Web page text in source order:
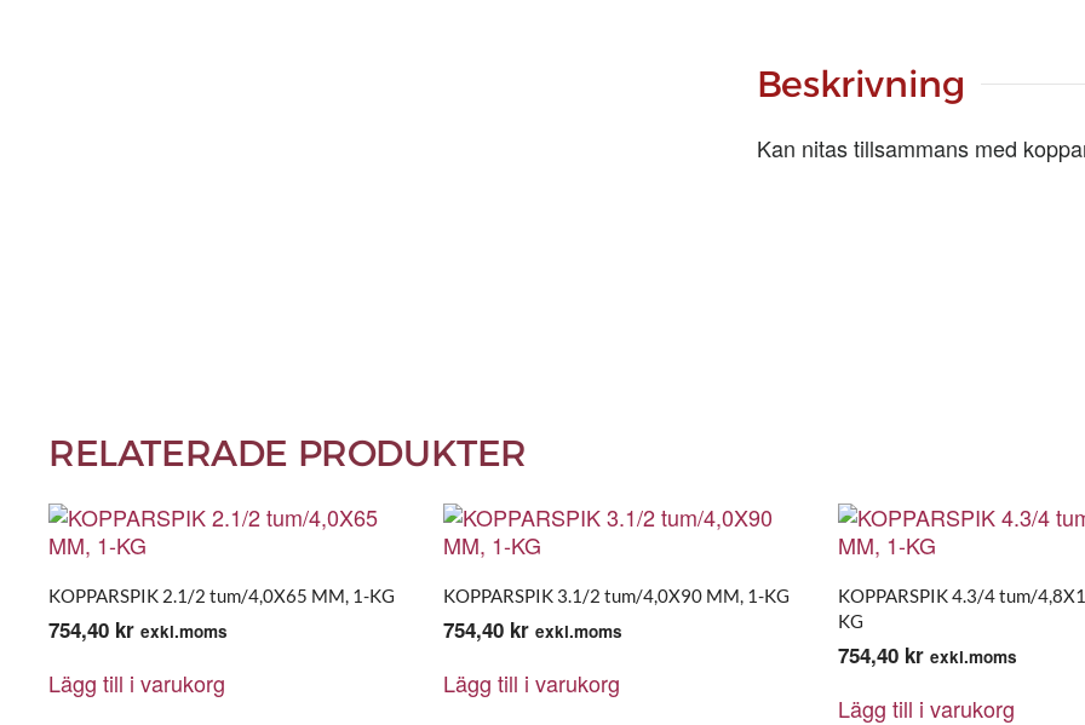
Beskrivning
Kan nitas tillsammans med
RELATERADE PRODUKTER
KOPPARSPIK 2.1/2 tum/4,0X65 MM, 1-KG
754,40 kr exkl.moms
Lägg till i varukorg
KOPPARSPIK 3.1/2 tum/4,0X90 MM, 1-KG
754,40 kr exkl.moms
Lägg till i varukorg
KOPPARSPIK 4.3/4 tum/
KG
754,40 kr exkl.moms
Lägg till i varukorg